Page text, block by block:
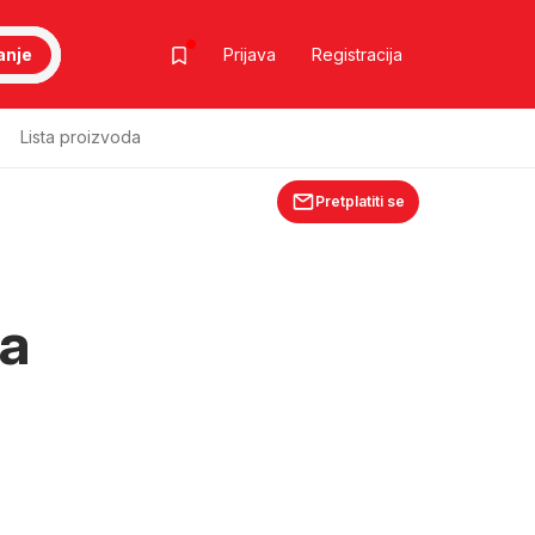
Prijava Registracija
Lista proizvoda
Pretplatiti se